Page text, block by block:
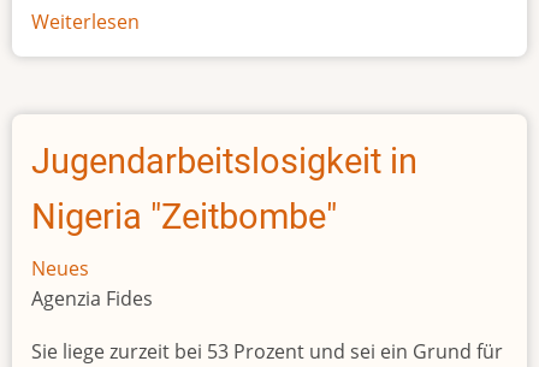
Weiterlesen
Afrikas
Größe
Jugendarbeitslosigkeit in
Nigeria "Zeitbombe"
Neues
Agenzia Fides
Sie liege zurzeit bei 53 Prozent und sei ein Grund für